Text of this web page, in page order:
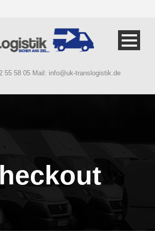
55 58 05 Mail: info@uk-translogistik.de